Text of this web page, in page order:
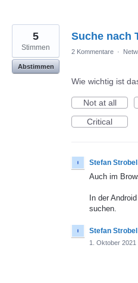
Suche nach
5
Stimmen
Abstimmen
2 Kommentare ·
Wie wichtig ist
Not at all
Critical
Stefan Strobel
Auch im
In der
suchen.
Stefan Strobel
1. Oktober 2021